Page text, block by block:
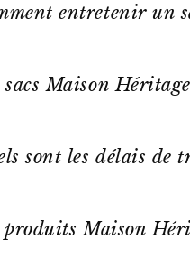
entretenir un
sacs Maison
sont les délais de
produits Maison